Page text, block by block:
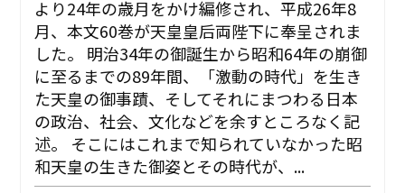
より24年の歳月をかけ編修され、平成26年8
月、本文60巻が天皇皇后両陛下に奉呈されま
した。 明治34年の御誕生から昭和64年の崩御
に至るまでの89年間、「激動の時代」を生き
た天皇の御事蹟、そしてそれにまつわる日本
の政治、社会、文化などを余すところなく記
述。 そこにはこれまで知られていなかった昭
和天皇の生きた御姿とその時代が、...